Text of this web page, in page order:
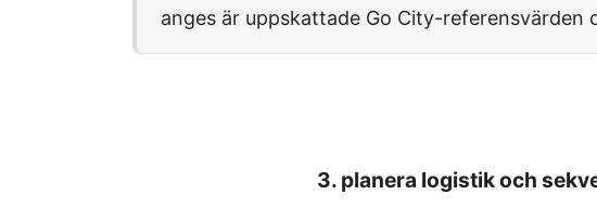
anges är uppskattade Go City-referensvärden
3. planera logistik och